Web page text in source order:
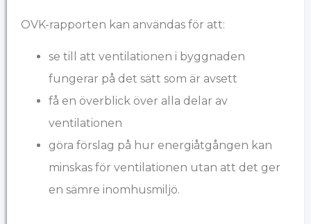
OVK-rapporten kan användas för att:
se till att ventilationen i byggnaden
fungerar på det sätt som är avsett
få en överblick över alla delar av
ventilationen
göra förslag på hur energiåtgången kan
minskas för ventilationen utan att det ger
en sämre inomhusmiljö.